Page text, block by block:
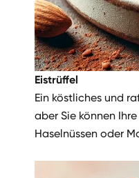
Eistrüffel
Ein köstliches und
aber Sie können
Haselnüssen oder